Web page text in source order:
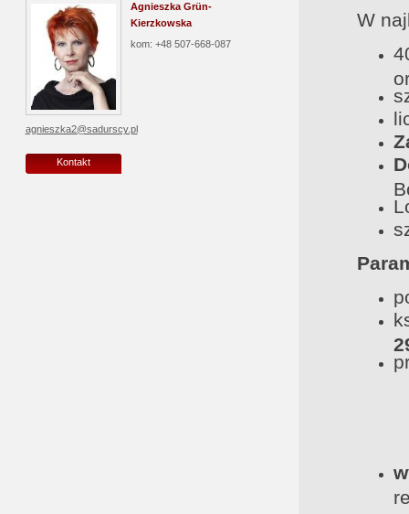
Agnieszka Grün-
Kierzkowska
kom: +48 507-668-087
agnieszka2@sadurscy.pl
Kontakt
W